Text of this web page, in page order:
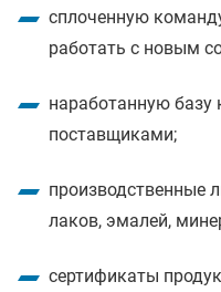
сплоченную
работать с новым
наработанную базу
поставщиками;
производственные
лаков, эмалей,
сертификаты